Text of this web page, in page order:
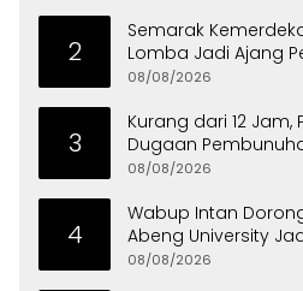
2
Semarak
Lomba Jadi Ajang
Warga
08/08/2026
3
Kurang dari 12 Jam,
Dugaan
Tersangka Diciduk
08/08/2026
4
Wabup Intan
Abeng University
08/08/2026